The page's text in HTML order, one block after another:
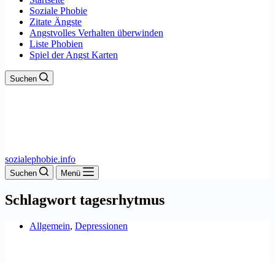
Soziale Phobie
Zitate Ängste
Angstvolles Verhalten überwinden
Liste Phobien
Spiel der Angst Karten
Suchen
sozialephobie.info
Suchen Menü
Schlagwort tagesrhytmus
Allgemein, Depressionen